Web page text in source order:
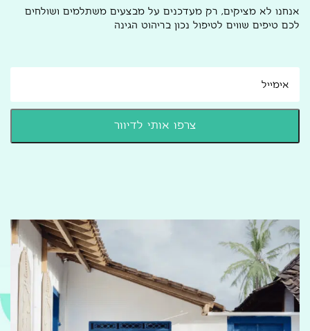
אנחנו לא מציקים, רק מעדכנים על מבצעים משתלמים ושולחים
לכם טיפים שווים לטיפול נכון בריהוט הגינה